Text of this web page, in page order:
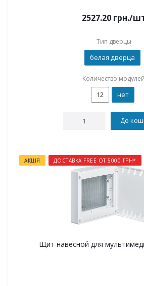
2527.20грн./
Тип дверцы
белая дверца
Количество модулей
12 нет
До
АКЦІЯ ДОСТАВКА FREE ОТ 5000 ГРН*
Щит навесной для